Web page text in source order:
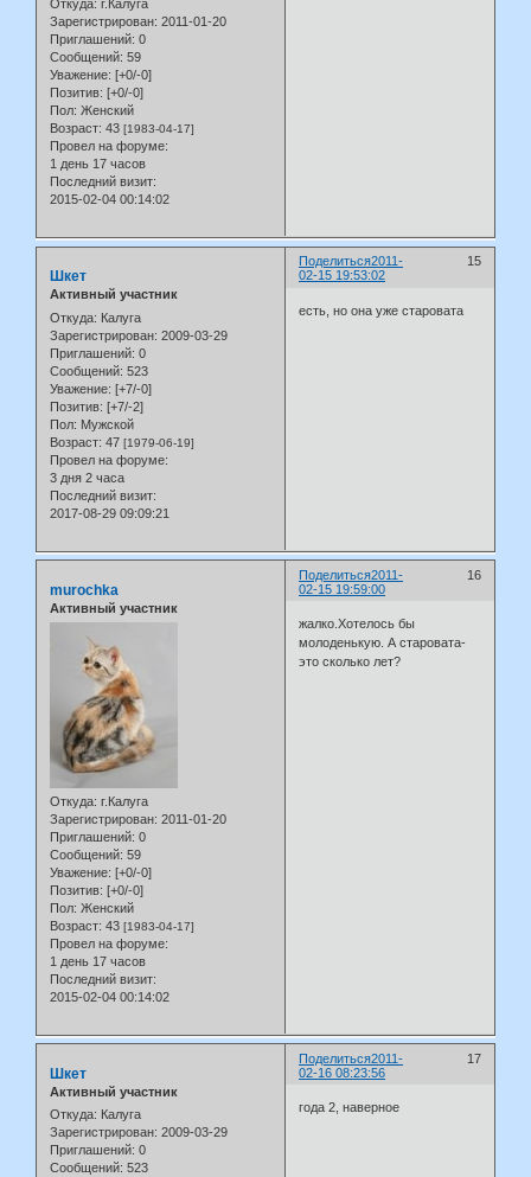
Откуда: г.Калуга
Зарегистрирован: 2011-01-20
Приглашений: 0
Сообщений: 59
Уважение: [+0/-0]
Позитив: [+0/-0]
Пол: Женский
Возраст: 43 [1983-04-17]
Провел на форуме:
1 день 17 часов
Последний визит:
2015-02-04 00:14:02
Поделиться 15
2011-
02-15 19:53:02
Шкет
Активный участник
Откуда: Калуга
Зарегистрирован: 2009-03-29
Приглашений: 0
Сообщений: 523
Уважение: [+7/-0]
Позитив: [+7/-2]
Пол: Мужской
Возраст: 47 [1979-06-19]
Провел на форуме:
3 дня 2 часа
Последний визит:
2017-08-29 09:09:21
есть, но она уже старовата
Поделиться 16
2011-
02-15 19:59:00
murochka
Активный участник
Откуда: г.Калуга
Зарегистрирован: 2011-01-20
Приглашений: 0
Сообщений: 59
Уважение: [+0/-0]
Позитив: [+0/-0]
Пол: Женский
Возраст: 43 [1983-04-17]
Провел на форуме:
1 день 17 часов
Последний визит:
2015-02-04 00:14:02
жалко.Хотелось бы
молоденькую. А старовата-
это сколько лет?
Поделиться 17
2011-
02-16 08:23:56
Шкет
Активный участник
Откуда: Калуга
Зарегистрирован: 2009-03-29
Приглашений: 0
Сообщений: 523
года 2, наверное